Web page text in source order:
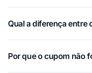
Qual a diferença entre
Por que o cupom não